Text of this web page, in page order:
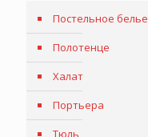
Постельное белье
Полотенце
Халат
Портьера
Тюль